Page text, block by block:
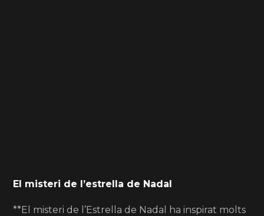
El misteri de l’estrella de Nadal
**El misteri de l’Estrella de Nadal ha inspirat molts